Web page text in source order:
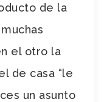
de la
el otro la
de casa “le
un asunto